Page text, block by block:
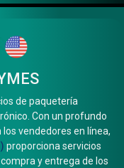
de paquetería
Con un profundo
vendedores en línea,
proporciona servicios
y entrega de los